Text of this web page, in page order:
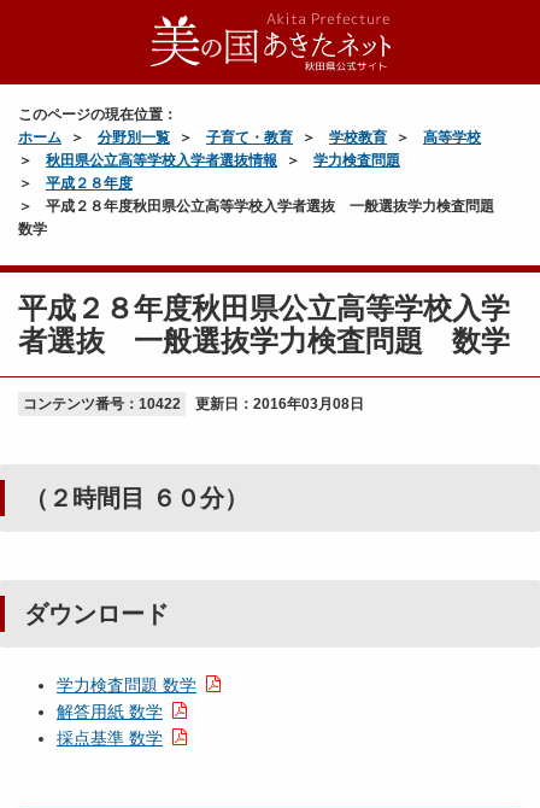
このページの現在位置：
ホーム
分野別一覧 子育て・教育 学校教育
高等学校
秋田県公立高等学校入学者選抜情報
学力検査問題
平成２８年度
平成２８年度秋田県公立高等学校入学者選抜 一般選抜学力検査問題
数学
平成２８年度秋田県公立高等学校入学
者選抜 一般選抜学力検査問題 数学
コンテンツ番号：10422 更新日： 2016年03月08日
（２時間目 ６０分）
ダウンロード
学力検査問題 数学
解答用紙 数学
採点基準 数学